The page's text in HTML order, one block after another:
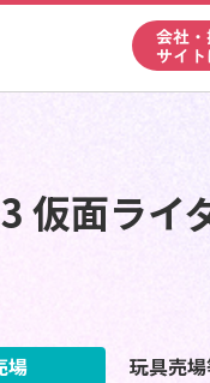
会社
サイ
仮面ライ
場
玩具売